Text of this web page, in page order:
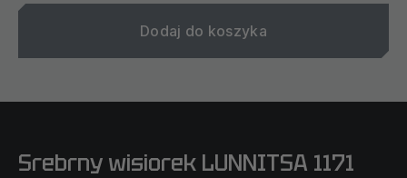
Dodaj do koszyka
Srebrny wisiorek LUNNITSA 1171